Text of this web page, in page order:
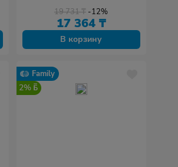
10000mAh (Integrated Cable)
черный
19 731₸ -12%
17 364 ₸
В корзину
Family
2%